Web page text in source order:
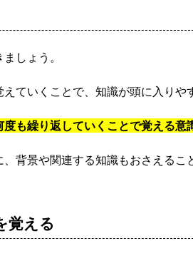
しょう。
ていくことで、知識が頭に入りや
度も繰り返していくことで覚える意
背景や関連する知識もおさえるこ
覚える